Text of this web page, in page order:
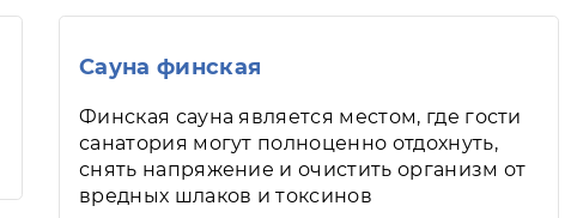
Сауна финская
Финская сауна является местом, где гости
санатория могут полноценно отдохнуть,
снять напряжение и очистить организм от
вредных шлаков и токсинов